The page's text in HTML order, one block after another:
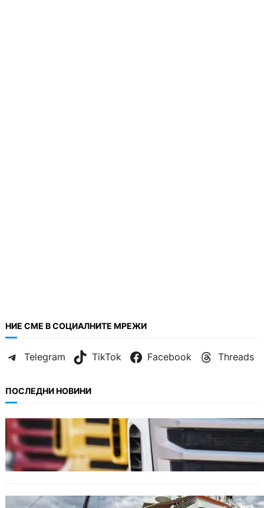
НИЕ СМЕ В СОЦИАЛНИТЕ МРЕЖИ
Telegram TikTok Facebook Threads
ПОСЛЕДНИ НОВИНИ
БЪЛГАРИЯ
Нови ограничения за камионите над 12
тона по ключови пътища през август
БЪЛГАРИЯ